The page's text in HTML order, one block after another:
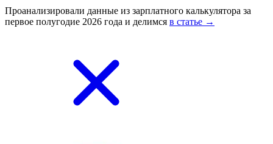
Проанализировали данные из зарплатного калькулятора за
первое полугодие 2026 года и делимся в статье →